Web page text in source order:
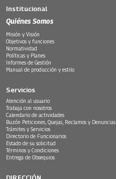
Institucional
Quiénes Somos
Misión y Visión
Objetivos y funciones
Normatividad
Políticas y Planes
Informes de Gestión
Manual de producción y estilo
Servicios
Atención al usuario
Trabaja con nosotros
Calendario de actividades
Buzón Peticiones, Quejas, Reclamos y Denuncias
Trámites y Servicios
Directorio de Funcionarios
Estado de su solicitud
Términos y Condiciones
Entrega de Obsequios